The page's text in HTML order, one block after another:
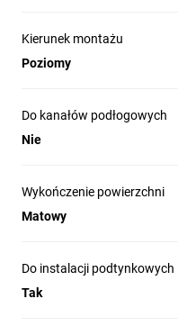
Kierunek montażu
Poziomy
Do kanałów podłogowych
Nie
Wykończenie powierzchni
Matowy
Do instalacji podtynkowych
Tak